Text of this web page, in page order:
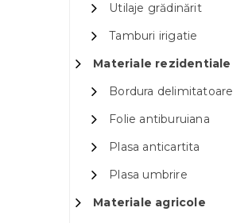
Utilaje grădinărit
Tamburi irigatie
Materiale rezidentiale
Bordura delimitatoare
Folie antiburuiana
Plasa anticartita
Plasa umbrire
Materiale agricole